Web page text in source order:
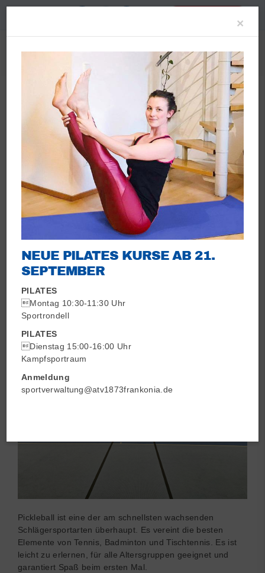
PICKLEBALL
PICKLEBALL DER TRENDSPORT
Ab April 2026 bei uns in Nürnberg!
Pickleball ist eine der am schnellsten wachsenden
Schlägersportarten überhaupt. Es vereint die besten
Elemente von Tennis, Badminton und Tischtennis. Es ist
leicht zu erlernen, für alle Altersgruppen geeignet und
garantiert Spaß beim ersten Mal.
×
NEUE PILATES KURSE AB 21.
SEPTEMBER
PILATES
Montag 10:30-11:30 Uhr
Sportrondell
PILATES
Dienstag 15:00-16:00 Uhr
Kampfsportraum
Anmeldung
sportverwaltung@atv1873frankonia.de